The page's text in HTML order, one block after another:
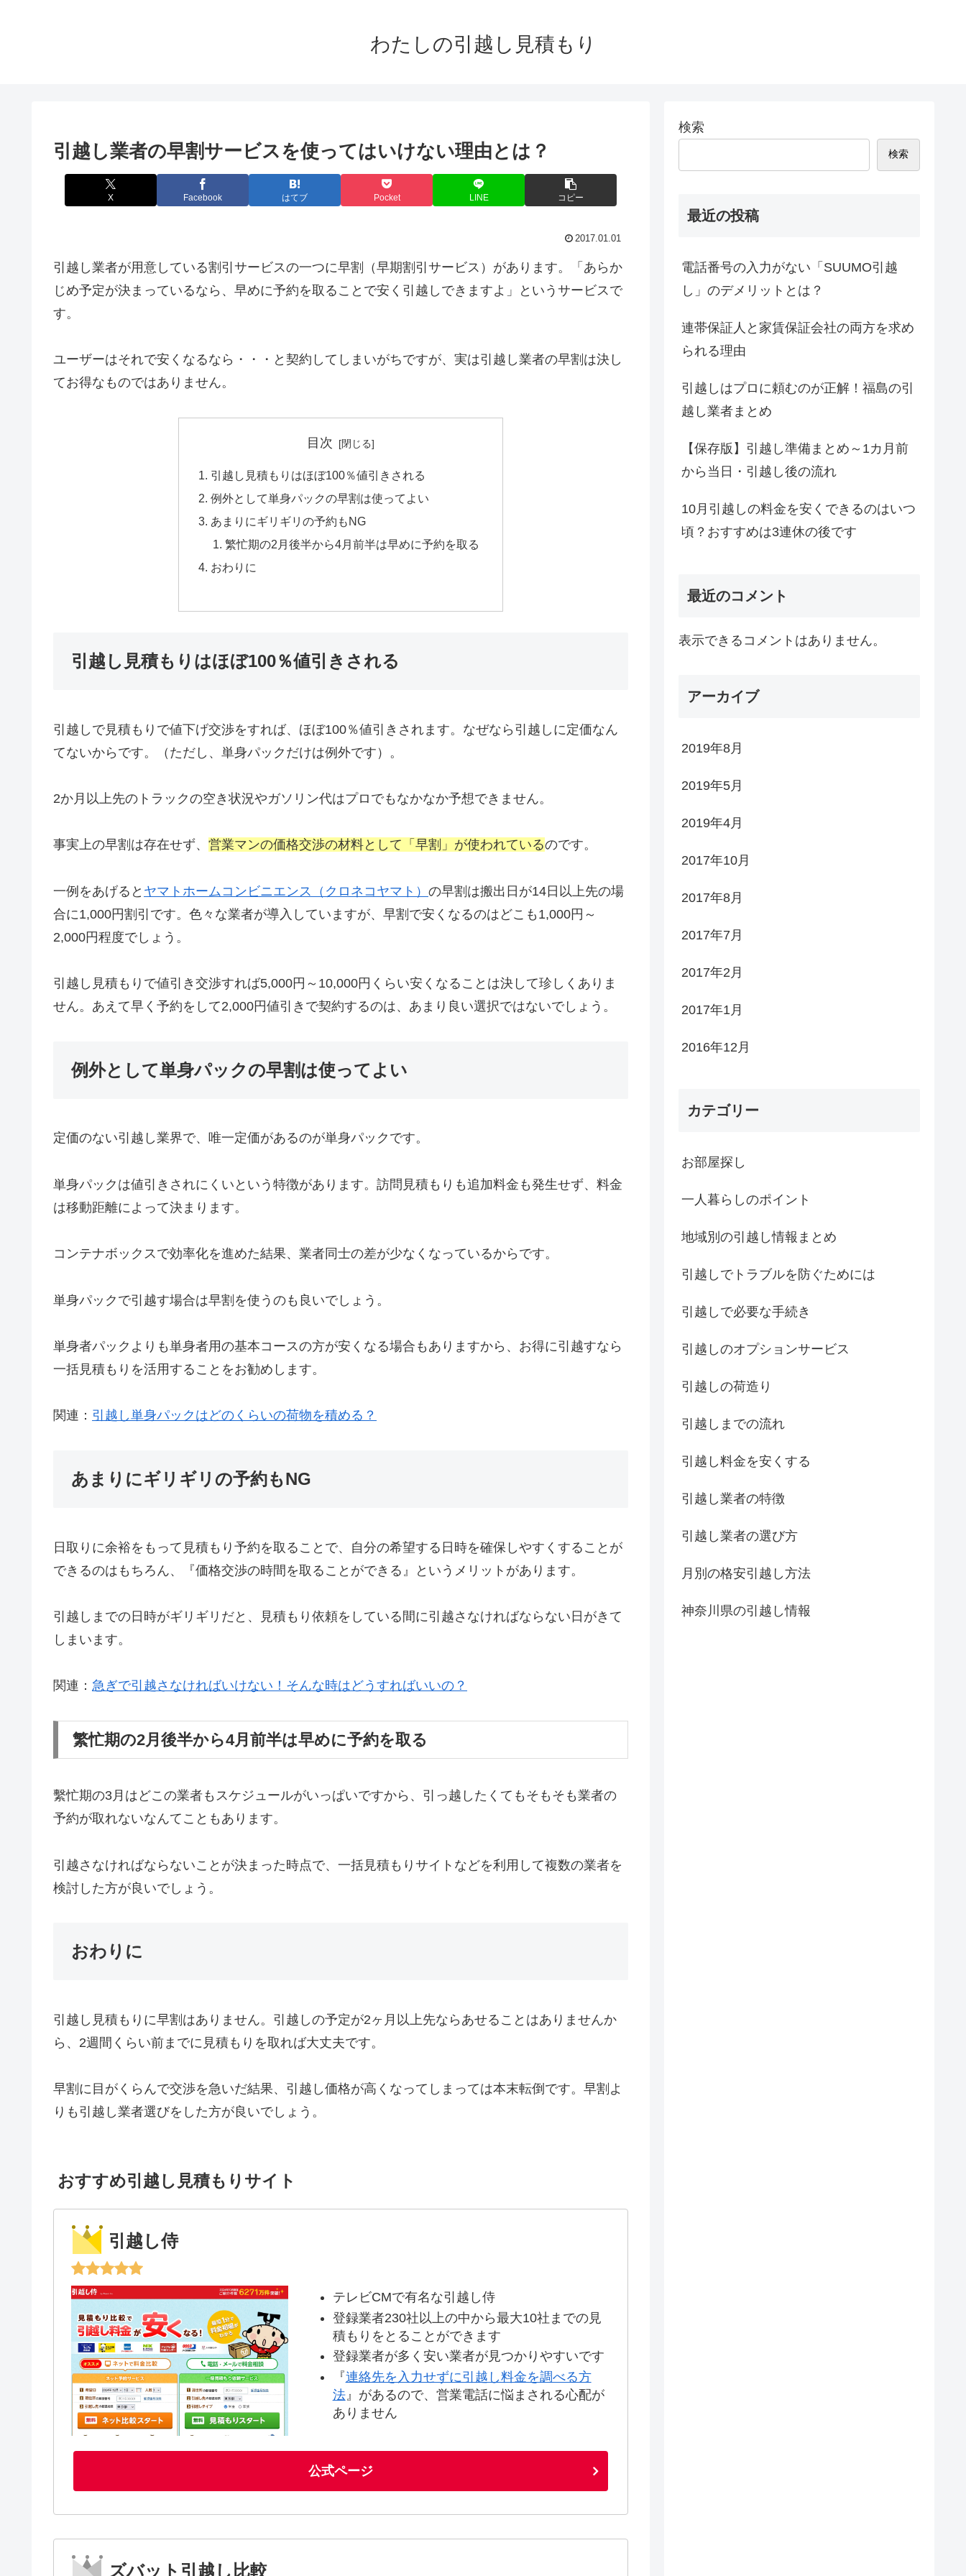
わたしの引越し見積もり
引越し業者の早割サービスを使ってはいけない理由とは？
X Facebook はてブ Pocket LINE コピー
2017.01.01
引越し業者が用意している割引サービスの一つに早割（早期割引サービス）があります。「あらか
じめ予定が決まっているなら、早めに予約を取ることで安く引越しできますよ」というサービスで
す。
ユーザーはそれで安くなるなら・・・と契約してしまいがちですが、実は引越し業者の早割は決し
てお得なものではありません。
目次
引越し見積もりはほぼ100％値引きされる
例外として単身パックの早割は使ってよい
あまりにギリギリの予約もNG
繁忙期の2月後半から4月前半は早めに予約を取る
おわりに
引越し見積もりはほぼ100％値引きされる
引越しで見積もりで値下げ交渉をすれば、ほぼ100％値引きされます。なぜなら引越しに定価なん
てないからです。（ただし、単身パックだけは例外です）。
2か月以上先のトラックの空き状況やガソリン代はプロでもなかなか予想できません。
事実上の早割は存在せず、 営業マンの価格交渉の材料として「早割」が使われているのです。
一例をあげると ヤマトホームコンビニエンス（クロネコヤマト） の早割は搬出日が14日以上先の場
合に1,000円割引です。色々な業者が導入していますが、早割で安くなるのはどこも1,000円～
2,000円程度でしょう。
引越し見積もりで値引き交渉すれば5,000円～10,000円くらい安くなることは決して珍しくありま
せん。あえて早く予約をして2,000円値引きで契約するのは、あまり良い選択ではないでしょう。
例外として単身パックの早割は使ってよい
定価のない引越し業界で、唯一定価があるのが単身パックです。
単身パックは値引きされにくいという特徴があります。訪問見積もりも追加料金も発生せず、料金
は移動距離によって決まります。
コンテナボックスで効率化を進めた結果、業者同士の差が少なくなっているからです。
単身パックで引越す場合は早割を使うのも良いでしょう。
単身者パックよりも単身者用の基本コースの方が安くなる場合もありますから、お得に引越すなら
一括見積もりを活用することをお勧めします。
関連： 引越し単身パックはどのくらいの荷物を積める？
あまりにギリギリの予約もNG
日取りに余裕をもって見積もり予約を取ることで、自分の希望する日時を確保しやすくすることが
できるのはもちろん、『価格交渉の時間を取ることができる』というメリットがあります。
引越しまでの日時がギリギリだと、見積もり依頼をしている間に引越さなければならない日がきて
しまいます。
関連： 急ぎで引越さなければいけない！そんな時はどうすればいいの？
繁忙期の2月後半から4月前半は早めに予約を取る
繫忙期の3月はどこの業者もスケジュールがいっぱいですから、引っ越したくてもそもそも業者の
予約が取れないなんてこともあります。
引越さなければならないことが決まった時点で、一括見積もりサイトなどを利用して複数の業者を
検討した方が良いでしょう。
おわりに
引越し見積もりに早割はありません。引越しの予定が2ヶ月以上先ならあせることはありませんか
ら、2週間くらい前までに見積もりを取れば大丈夫です。
早割に目がくらんで交渉を急いだ結果、引越し価格が高くなってしまっては本末転倒です。早割よ
りも引越し業者選びをした方が良いでしょう。
おすすめ引越し見積もりサイト
引越し侍
テレビCMで有名な引越し侍
登録業者230社以上の中から最大10社までの見
積もりをとることができます
登録業者が多く安い業者が見つかりやすいです
『連絡先を入力せずに引越し料金を調べる方
法』があるので、営業電話に悩まされる心配が
ありません
公式ページ
ズバット引越し比較
検索
検索
最近の投稿
電話番号の入力がない「SUUMO引越
し」のデメリットとは？
連帯保証人と家賃保証会社の両方を求め
られる理由
引越しはプロに頼むのが正解！福島の引
越し業者まとめ
【保存版】引越し準備まとめ～1カ月前
から当日・引越し後の流れ
10月引越しの料金を安くできるのはいつ
頃？おすすめは3連休の後です
最近のコメント
表示できるコメントはありません。
アーカイブ
2019年8月
2019年5月
2019年4月
2017年10月
2017年8月
2017年7月
2017年2月
2017年1月
2016年12月
カテゴリー
お部屋探し
一人暮らしのポイント
地域別の引越し情報まとめ
引越しでトラブルを防ぐためには
引越しで必要な手続き
引越しのオプションサービス
引越しの荷造り
引越しまでの流れ
引越し料金を安くする
引越し業者の特徴
引越し業者の選び方
月別の格安引越し方法
神奈川県の引越し情報